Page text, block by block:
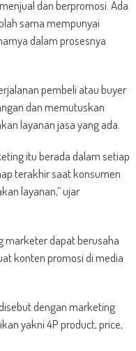
dan berpromosi. Ada
sama mempunyai
dalam prosesnya
pembeli atau buyer
dan memutuskan
layanan jasa yang ada.
itu berada dalam setiap
terakhir saat konsumen
layanan,” ujar
marketer dapat berusaha
konten promosi di media
dengan marketing
yakni 4P product, price,